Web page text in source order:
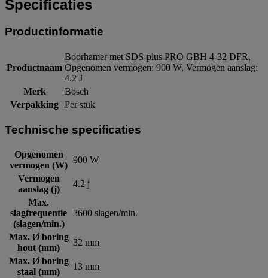
Specificaties
Productinformatie
Productnaam
Boorhamer met SDS-plus PRO GBH 4-32 DFR,
Opgenomen vermogen: 900 W, Vermogen aanslag:
4.2 J
Merk
Bosch
Verpakking Per stuk
Technische specificaties
Opgenomen
vermogen (W)
900 W
Vermogen
aanslag (j)
4.2 j
Max.
slagfrequentie
(slagen/min.)
3600 slagen/min.
Max. Ø boring
hout (mm)
32 mm
Max. Ø boring
staal (mm)
13 mm